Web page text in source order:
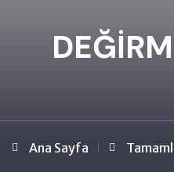
Ana Sayfa